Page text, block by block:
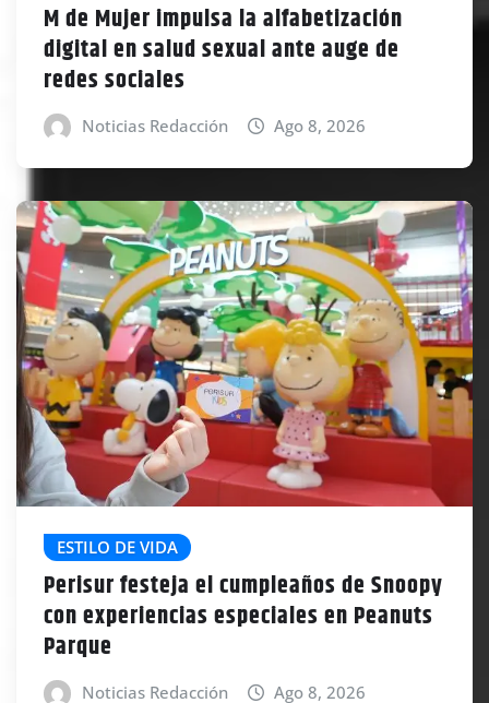
M de Mujer impulsa la alfabetización
digital en salud sexual ante auge de
redes sociales
Noticias Redacción Ago 8, 2026
ESTILO DE VIDA
Perisur festeja el cumpleaños de Snoopy
con experiencias especiales en Peanuts
Parque
Noticias Redacción Ago 8, 2026